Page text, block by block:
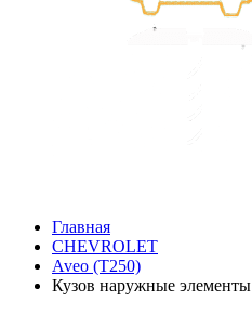
Главная
CHEVROLET
Aveo (T250)
Кузов наружные элементы